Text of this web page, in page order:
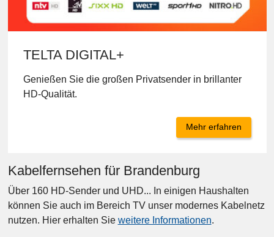
TELTA DIGITAL+
Genießen Sie die großen Privatsender in brillanter
HD-Qualität.
Mehr erfahren
Kabelfernsehen für Brandenburg
Über 160 HD-Sender und UHD... In einigen Haushalten
können Sie auch im Bereich TV unser modernes Kabelnetz
nutzen. Hier erhalten Sie weitere Informationen.